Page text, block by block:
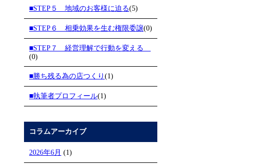
■STEP５ 地域のお客様に迫る(5)
■STEP６ 相乗効果を生む権限委譲(0)
■STEP７ 経営理解で行動を変える
(0)
■勝ち残る為の店つくり (1)
■執筆者プロフィール(1)
コラムアーカイブ
2026年6月 (1)